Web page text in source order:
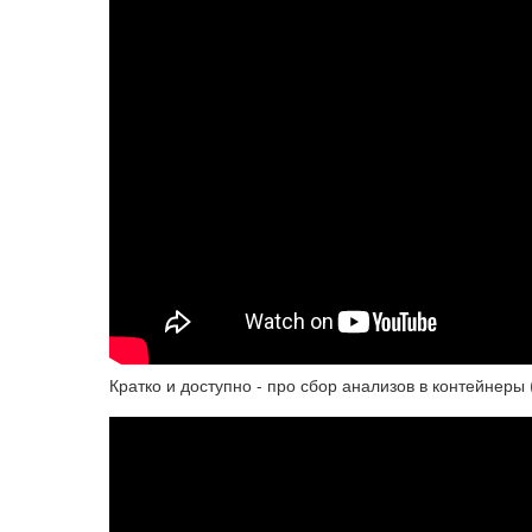
Кратко и доступно - про сбор анализов в